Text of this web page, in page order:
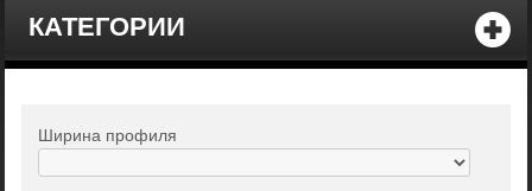
КАТЕГОРИИ
Ширина профиля